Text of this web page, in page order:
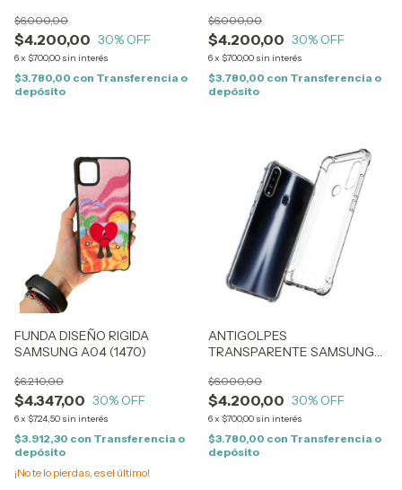
$4.200,00
$6.000,00
30% OFF
6x $700,00 sin interés
$3.780,00 con Transferencia o
depósito
$4.200,00
$6.000,00
30% OFF
6x $700,00 sin interés
$3.780,00 con Transferencia o
depósito
FUNDA DISEÑO RIGIDA
SAMSUNG A04 (1470)
$4.347,00
$6.210,00
30% OFF
6x $724,50 sin interés
$3.912,30 con Transferencia o
depósito
¡No te lo pierdas, es el último!
ANTIGOLPES
TRANSPARENTE SAMSUNG
$4.200,00
$6.000,00
30% OFF
6x $700,00 sin interés
$3.780,00 con Transferencia o
depósito